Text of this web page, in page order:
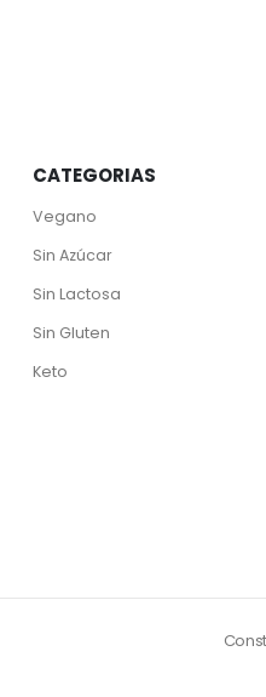
CATEGORIAS
Vegano
Sin Azúcar
Sin Lactosa
Sin Gluten
Keto